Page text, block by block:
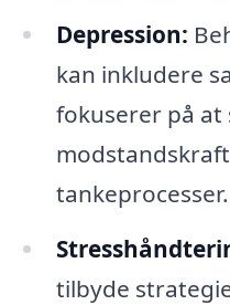
Depression:
kan inkludere
fokuserer på
tankeprocesser.
tilbyde